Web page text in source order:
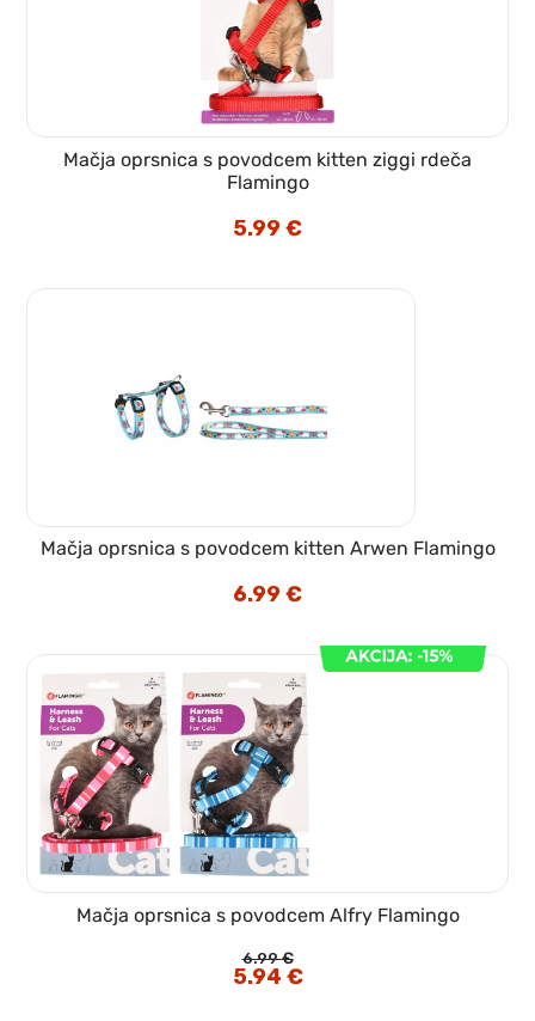
Mačja oprsnica s povodcem kitten ziggi rdeča
Flamingo
5.99€
Mačja oprsnica s povodcem kitten Arwen Flamingo
6.99€
Mačja oprsnica s povodcem Alfry Flamingo
6.99€
Izvirna
cena
5.94 €Trenutna
cena